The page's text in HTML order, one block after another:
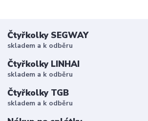
Čtyřkolky SEGWAY
skladem a k odběru
Čtyřkolky LINHAI
skladem a k odběru
Čtyřkolky TGB
skladem a k odběru